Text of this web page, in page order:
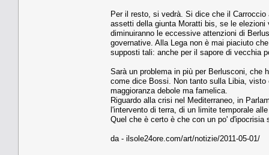
Per il resto, si vedrà. Si dice che il
assetti della giunta Moratti bis, se le
diminuiranno le eccessive attenzioni di
governative. Alla Lega non è mai piaciuto
supposti tali: anche per il sapore di vecchia
Sarà un problema in più per Berlusconi, che
come dice Bossi. Non tanto sulla Libia,
maggioranza debole ma famelica.
Riguardo alla crisi nel Mediterraneo, in
l'intervento di terra, di un limite temporale
Quel che è certo è che con un po'
da - ilsole24ore.com/art/notizie/2011-05-01/